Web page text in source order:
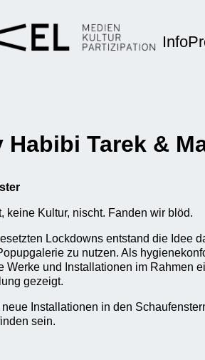
Info
Habibi Tarek &
keine Kultur, nischt. Fanden wir blöd.
Lockdowns entstand die Idee
zu nutzen. Als
Werke und Installationen im Rahmen
gezeigt.
Installationen in den
sein.